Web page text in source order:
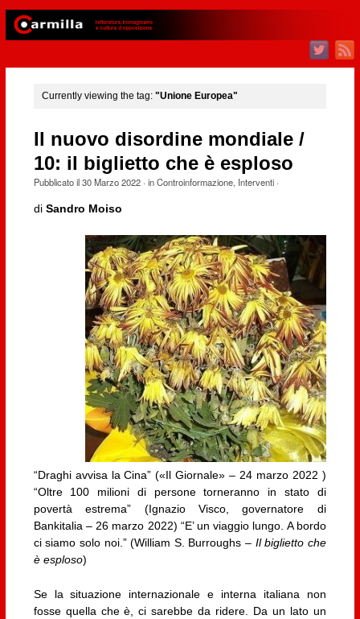
Currently viewing the tag: "Unione Europea"
Il nuovo disordine mondiale /
10: il biglietto che è esploso
Pubblicato il30 Marzo 2022· inControinformazione, Interventi·
di Sandro Moiso
“Draghi avvisa la Cina” («Il Giornale» – 24 marzo 2022 )
“Oltre 100 milioni di persone torneranno in stato di
povertà estrema” (Ignazio Visco, governatore di
Bankitalia – 26 marzo 2022) “E’ un viaggio lungo. A bordo
ci siamo solo noi.” (William S. Burroughs – Il biglietto che
è esploso)
Se la situazione internazionale e interna italiana non
fosse quella che è, ci sarebbe da ridere. Da un lato un